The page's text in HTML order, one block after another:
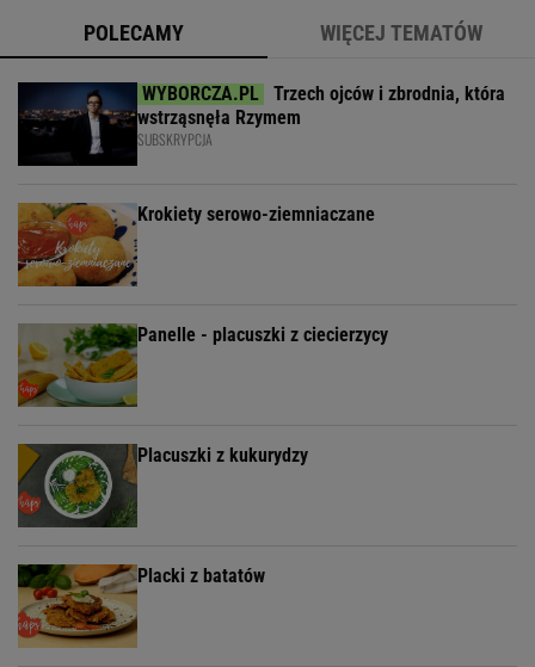
POLECAMY WIĘCEJ TEMATÓW
Trzech ojców i zbrodnia, która
wstrząsnęła Rzymem
SUBSKRYPCJA
Krokiety serowo-ziemniaczane
Panelle - placuszki z ciecierzycy
Placuszki z kukurydzy
Placki z batatów